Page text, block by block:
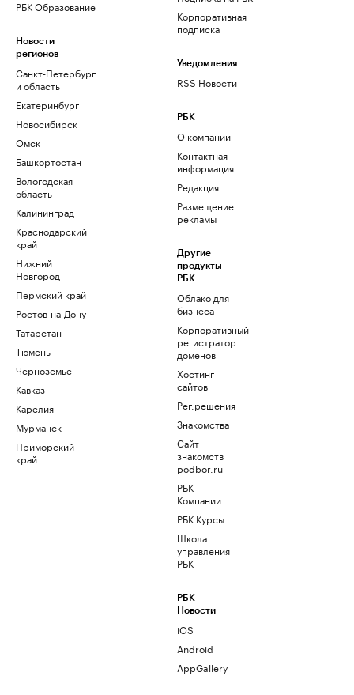
РБК Образование
Новости
регионов
Санкт-Петербург
и область
Екатеринбург
Новосибирск
Омск
Башкортостан
Вологодская
область
Калининград
Краснодарский
край
Нижний
Новгород
Пермский край
Ростов-на-Дону
Татарстан
Тюмень
Черноземье
Кавказ
Карелия
Мурманск
Приморский
край
Корпоративная
подписка
Уведомления
RSS Новости
РБК
О компании
Контактная
информация
Редакция
Размещение
рекламы
Другие
продукты
РБК
Облако для
бизнеса
Корпоративный
регистратор
доменов
Хостинг
сайтов
Рег.решения
Знакомства
Сайт
знакомств
podbor.ru
РБК
Компании
РБК Курсы
Школа
управления
РБК
РБК
Новости
iOS
Android
AppGallery